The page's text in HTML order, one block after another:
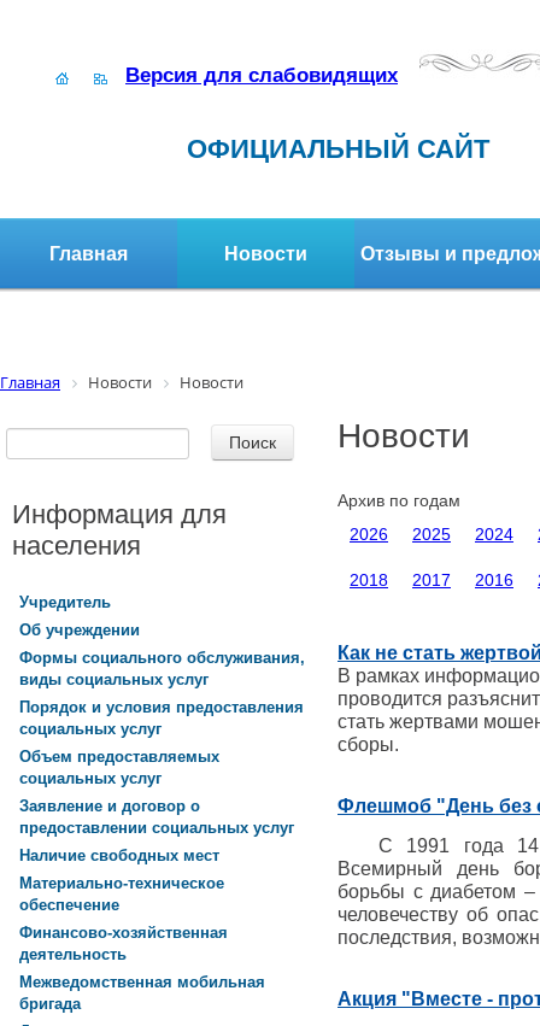
Версия для слабовидящих
ОФИЦИАЛЬНЫЙ САЙТ
Главная Новости Отзывы и
Главная Новости Новости
Новости
Архив по годам
2026
2025 2024
2018 2017 2016
Как не стать
В рамках
проводится
стать жертвами
сборы.
Флешмоб "День без
С 1991 года 14
Всемирный день
борьбы с диабетом –
человечеству об
последствия,
Акция "Вместе -
Информация для
населения
Учредитель
Об учреждении
Формы социального обслуживания,
виды социальных услуг
Порядок и условия предоставления
социальных услуг
Объем предоставляемых
социальных услуг
Заявление и договор о
предоставлении социальных услуг
Наличие свободных мест
Материально-техническое
обеспечение
Финансово-хозяйственная
деятельность
Межведомственная мобильная
бригада